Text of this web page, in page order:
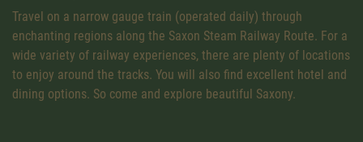
Travel on a narrow gauge train (operated daily) through
enchanting regions along the Saxon Steam Railway Route. For a
wide variety of railway experiences, there are plenty of locations
to enjoy around the tracks. You will also find excellent hotel and
dining options. So come and explore beautiful Saxony.